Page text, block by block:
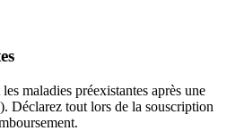
maladies préexistantes après une
Déclarez tout lors de la souscription